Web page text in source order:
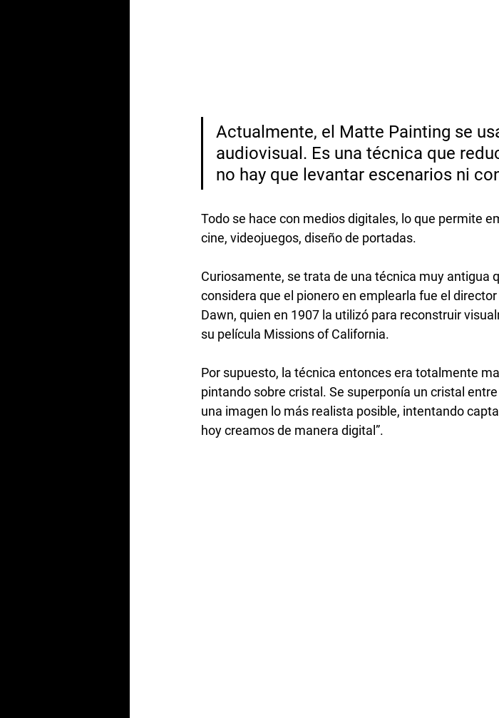
Actualmente, el Matte Painting se
audiovisual. Es una técnica que
no hay que levantar escenarios ni
Todo se hace con medios digitales, lo que permite
cine, videojuegos, diseño de portadas.
Curiosamente, se trata de una técnica muy antigua
considera que el pionero en emplearla fue el
Dawn, quien en 1907 la utilizó para reconstruir
su película Missions of California.
Por supuesto, la técnica entonces era totalmente
pintando sobre cristal. Se superponía un cristal
una imagen lo más realista posible, intentando
hoy creamos de manera digital”.